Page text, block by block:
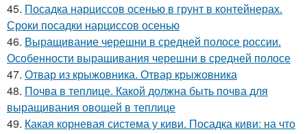
45. Посадка нарциссов осенью в грунт в контейнерах.
Сроки посадки нарциссов осенью
46. Выращивание черешни в средней полосе россии.
Особенности выращивания черешни в средней полосе
47. Отвар из крыжовника. Отвар крыжовника
48. Почва в теплице. Какой должна быть почва для
выращивания овощей в теплице
49. Какая корневая система у киви. Посадка киви: на что